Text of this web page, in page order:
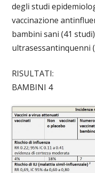
degli studi
vaccinazione
bambini sani (41
ultrasessantinquenni
RISULTATI:
BAMBINI 4